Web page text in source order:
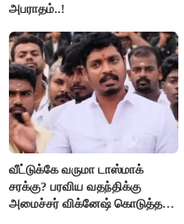
அபராதம்..!
வீட்டுக்கே வருமா டாஸ்மாக்
சரக்கு? பரவிய வதந்திக்கு
அமைச்சர் விக்னேஷ் கொடுத்த